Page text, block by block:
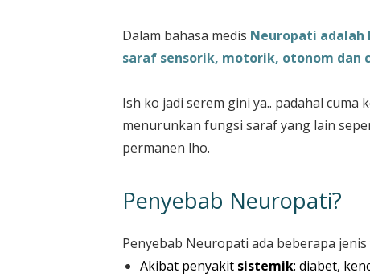
Dalam bahasa medis Neuropati adalah
saraf sensorik, motorik, otonom dan
Ish ko jadi serem gini ya.. padahal cuma
menurunkan fungsi saraf yang lain
permanen lho.
Penyebab Neuropati?
Penyebab Neuropati ada beberapa jenis
Akibat penyakit sistemik: diabet,